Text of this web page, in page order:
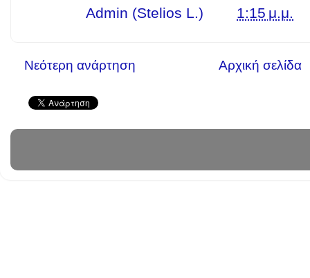
Admin (Stelios L.) 1:15 μ.μ.
Νεότερη ανάρτηση Αρχική σελίδα